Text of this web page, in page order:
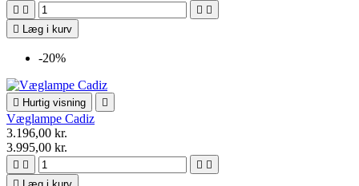
   
 Læg i kurv
-20%
 Hurtig visning 
Væglampe Cadiz
3.196,00 kr.
3.995,00 kr.
   